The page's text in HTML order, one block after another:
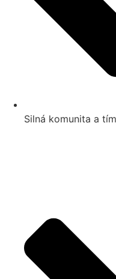
Silná komunita a